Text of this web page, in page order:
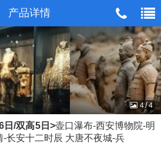
产品详情
head_m_tel.htm
4/4
日/双高5日>壶口瀑布-西安博物院-明
长安十二时辰 大唐不夜城-兵